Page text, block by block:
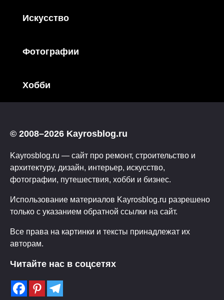
Искусство
Фотографии
Хобби
© 2008–2026 Kayrosblog.ru
Kayrosblog.ru — сайт про ремонт, строительство и
архитектуру, дизайн, интерьер, искусство,
фотографии, путешествия, хобби и бизнес.
Использование материалов Kayrosblog.ru разрешено
только с указанием обратной ссылки на сайт.
Все права на картинки и тексты принадлежат их
авторам.
Читайте нас в соцсетях